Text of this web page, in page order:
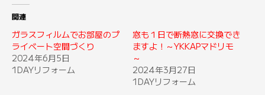
関連
ガラスフィルムでお部屋のプ
ライベート空間づくり
2024年6月5日
1DAYリフォーム
窓も１日で断熱窓に交換でき
ますよ！～YKKAPマドリモ
～
2024年3月27日
1DAYリフォーム